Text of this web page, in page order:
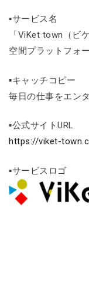
▪サービス名
「ViKet town（ビ
空間プラットフォ
▪キャッチコピー
毎日の仕事をエンタ
▪公式サイトURL
https://viket-
▪サービスロゴ